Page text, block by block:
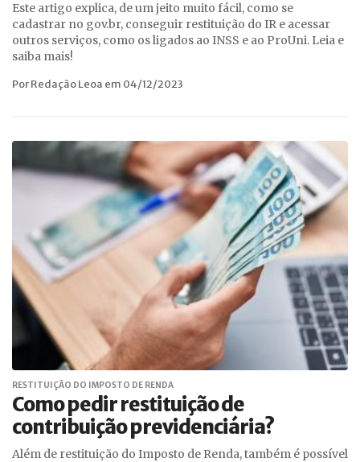
Este artigo explica, de um jeito muito fácil, como se
cadastrar no gov.br, conseguir restituição do IR e acessar
outros serviços, como os ligados ao INSS e ao ProUni. Leia e
saiba mais!
Por Redação Leoa em 04/12/2023
RESTITUIÇÃO DO IMPOSTO DE RENDA
Como pedir restituição de
contribuição previdenciária?
Além de restituição do Imposto de Renda, também é possível